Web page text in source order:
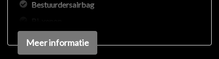
Bestuurdersairbag
Bluetooth
Circulatieverwarming
Meer informatie